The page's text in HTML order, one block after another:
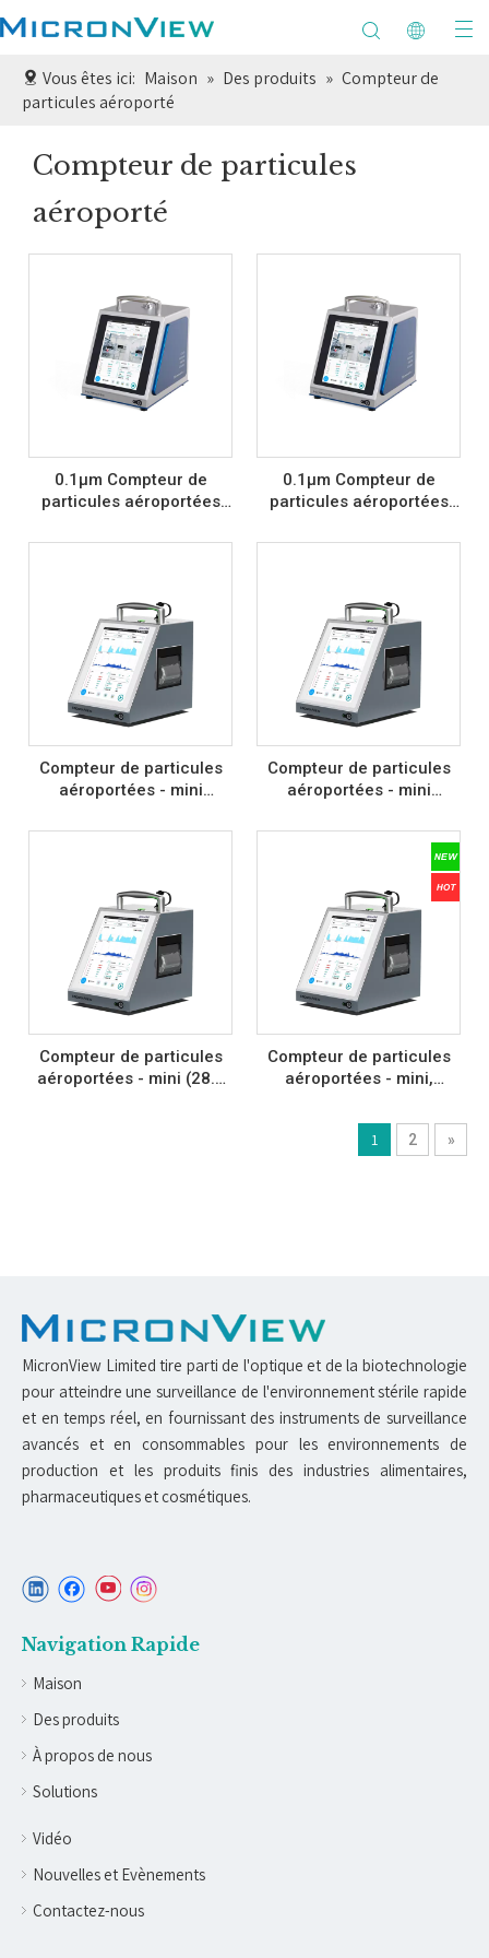
Vous êtes ici: Maison » Des produits » Compteur de
particules aéroporté
Compteur de particules
aéroporté
0.1µm Compteur de
particules aéroportées
0.1µm Compteur de
particules aéroportées
Compteur de particules
aéroportées - mini
Compteur de particules
aéroportées - mini
Compteur de particules
aéroportées - mini (28.3
Compteur de particules
aéroportées - mini,
(28.3LPM&100LPM) A240
1
2 »
MicronView Limited tire parti de l'optique et de la biotechnologie
pour atteindre une surveillance de l'environnement stérile rapide
et en temps réel, en fournissant des instruments de surveillance
avancés et en consommables pour les environnements de
production et les produits finis des industries alimentaires,
pharmaceutiques et cosmétiques.
Navigation Rapide
Maison
Des produits
À propos de nous
Solutions
Vidéo
Nouvelles et Evènements
Contactez-nous